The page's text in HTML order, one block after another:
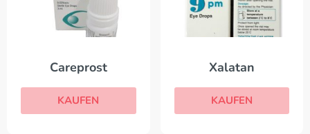
Careprost
KAUFEN
Xalatan
KAUFEN